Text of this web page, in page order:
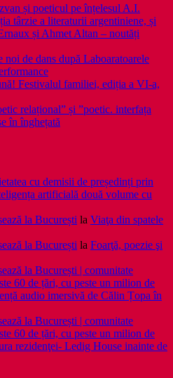
și poeticul pe înțelesul A.I.
târzie a literaturii argentiniene, și
și Ahmet Altan – noutăți
de dans după Laboaratoarele
Festivalul familiei, ediția a VI-a,
relațional” și ”poetic. interfața
în înghețată
cu demisii de președinți prin
artificială două volume cu
la București la Viaţa din spatele
la București la Foarţă, poezie şi
la București | comunitate
60 de țări, cu peste un milion de
audio imersivă de Călin Țopa în
la București | comunitate
60 de țări, cu peste un milion de
rezidenţei- Ledig House inainte de